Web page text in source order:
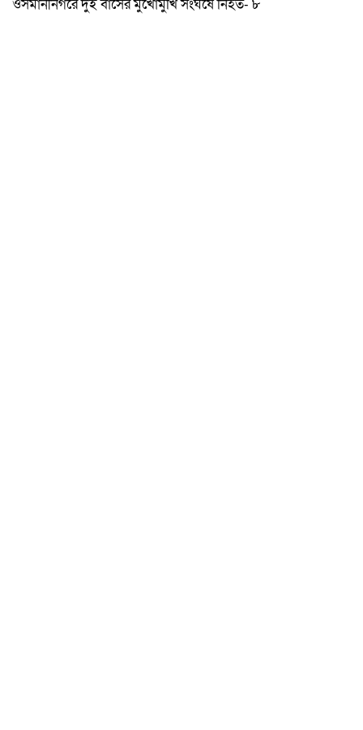
ওসমানীনগরে দুই বাসের মুখোমুখি সংঘর্ষে নিহত- ৮